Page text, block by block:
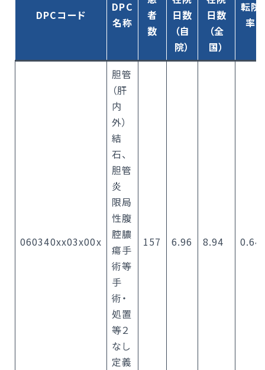
DPCコード
DPC
名称
者
数
日数
（自
院）
日数
（全
国）
転院
率
060340xx03x00x
胆管
（肝
内
外）
結
石、
胆管
炎
限局
性腹
腔膿
瘍手
術等
手
術・
処置
等２
なし
定義
157 6.96 8.94 0.64